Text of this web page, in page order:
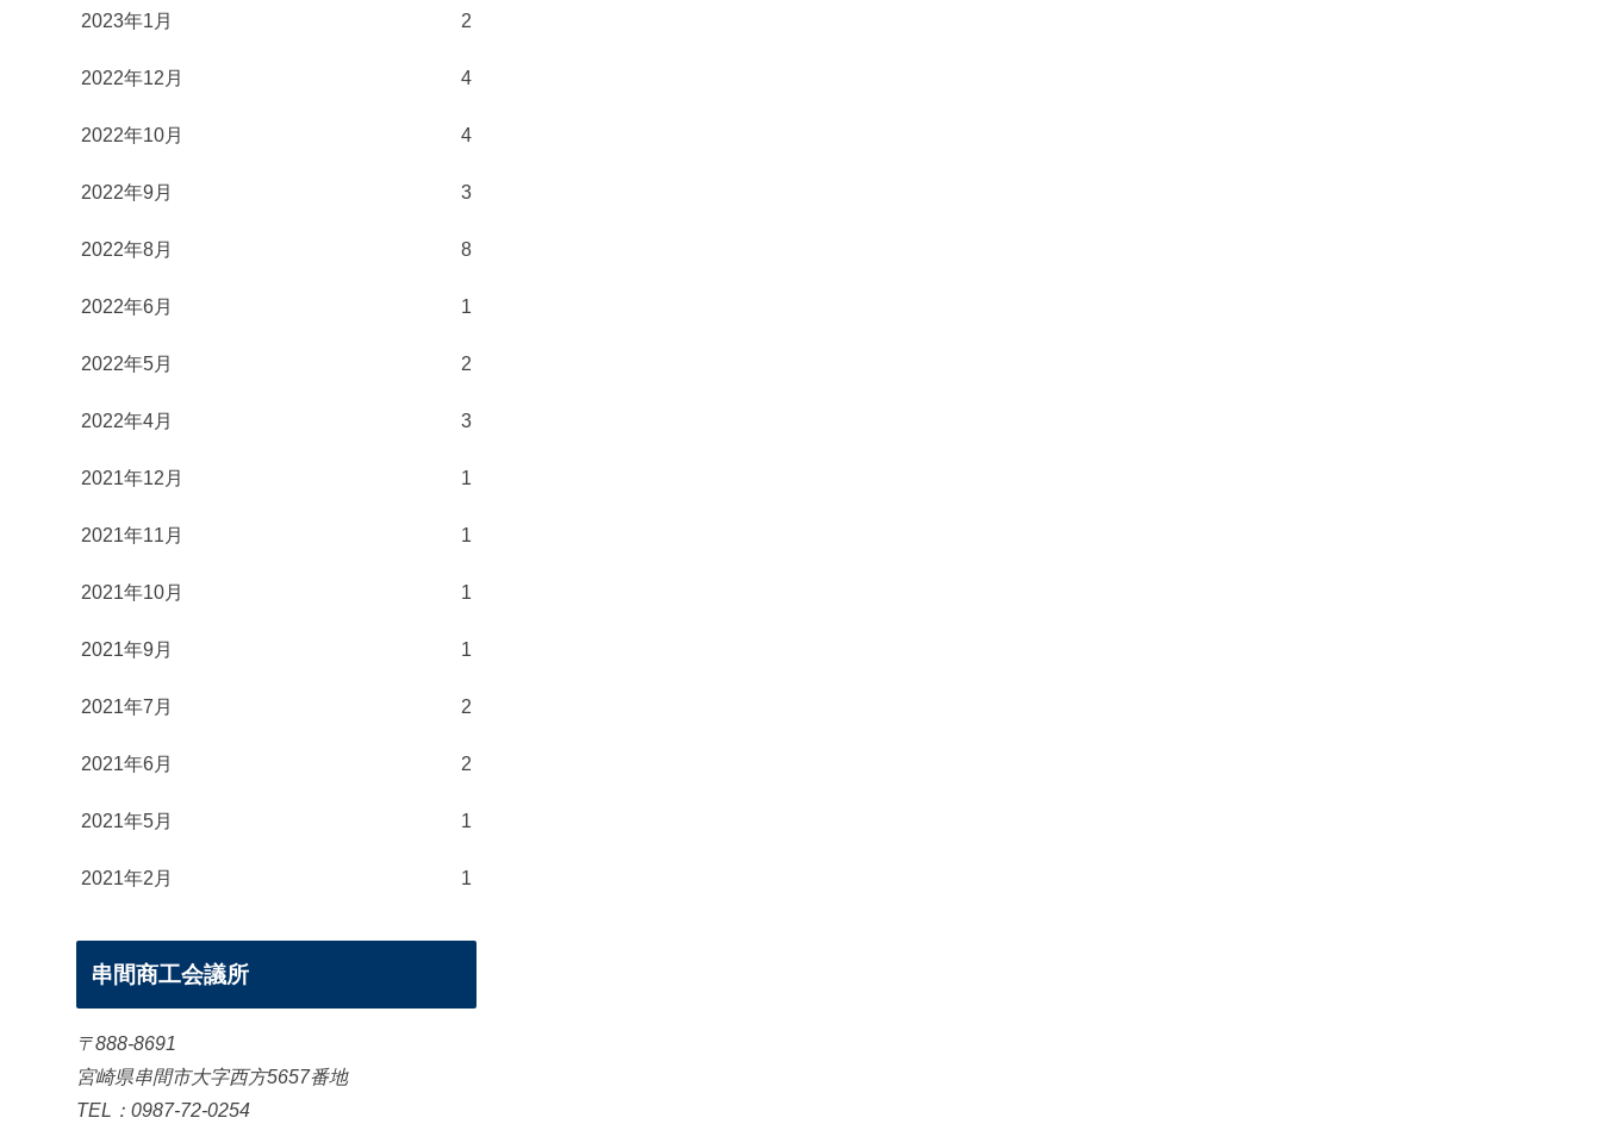
2023年1月 2
2022年12月 4
2022年10月 4
2022年9月 3
2022年8月 8
2022年6月 1
2022年5月 2
2022年4月 3
2021年12月 1
2021年11月 1
2021年10月 1
2021年9月 1
2021年7月 2
2021年6月 2
2021年5月 1
2021年2月 1
串間商工会議所
〒888-8691
宮崎県串間市大字西方5657番地
TEL：0987-72-0254